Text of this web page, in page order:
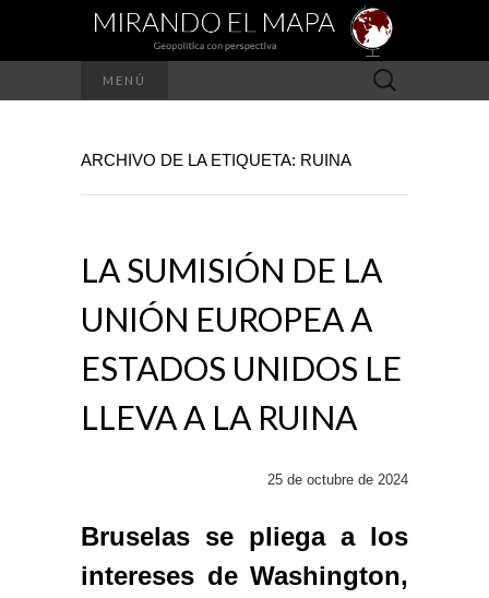
MENÚ Buscar:
ARCHIVO DE LA ETIQUETA: RUINA
LA SUMISIÓN DE LA
UNIÓN EUROPEA A
ESTADOS UNIDOS LE
LLEVA A LA RUINA
25 de octubre de 2024
Bruselas se pliega a los
intereses de Washington,